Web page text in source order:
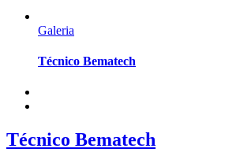
Galeria
Técnico Bematech
Técnico Bematech